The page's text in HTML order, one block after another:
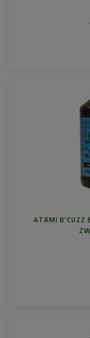
ATAMI B'CUZZ